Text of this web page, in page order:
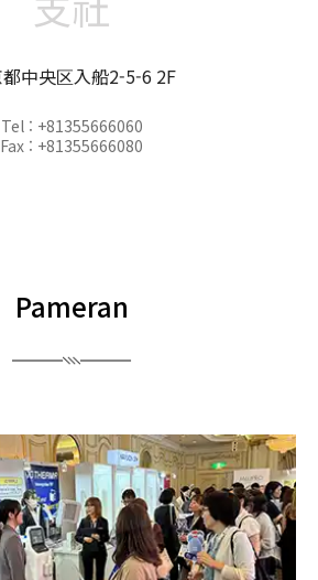
中央区入船2-5-6 2F
Tel : +81355666060
Fax : +81355666080
Pameran